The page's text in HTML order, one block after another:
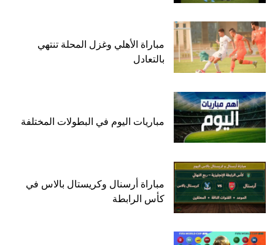
مباراة الأهلي وغزل المحلة تنتهي
بالتعادل
مباريات اليوم في البطولات المختلفة
مباراة أرسنال وكريستال بالاس في
كأس الرابطة